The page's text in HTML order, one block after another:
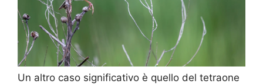
Un altro caso significativo è quello del tetraone